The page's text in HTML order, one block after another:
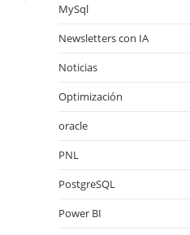
MySql
Newsletters con IA
Noticias
Optimización
oracle
PNL
PostgreSQL
Power BI